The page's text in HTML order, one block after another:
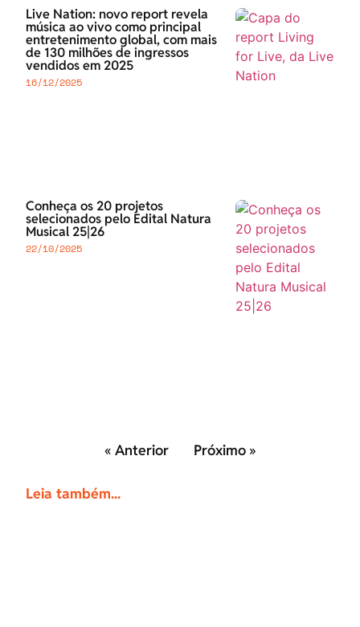
Live Nation: novo report revela
música ao vivo como principal
entretenimento global, com mais
de 130 milhões de ingressos
vendidos em 2025
16/12/2025
Conheça os 20 projetos
selecionados pelo Edital Natura
Musical 25|26
22/10/2025
« Anterior Próximo »
Leia também...